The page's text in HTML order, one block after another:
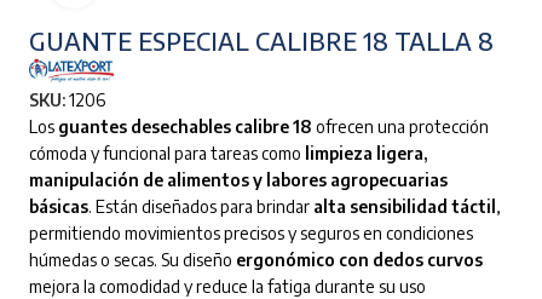
GUANTE ESPECIAL CALIBRE 18 TALLA 8
SKU:1206
Los guantes desechables calibre 18 ofrecen una protección
cómoda y funcional para tareas como limpieza ligera,
manipulación de alimentos y labores agropecuarias
básicas. Están diseñados para brindar alta sensibilidad táctil ,
permitiendo movimientos precisos y seguros en condiciones
húmedas o secas. Su diseño ergonómico con dedos curvos
mejora la comodidad y reduce la fatiga durante su uso